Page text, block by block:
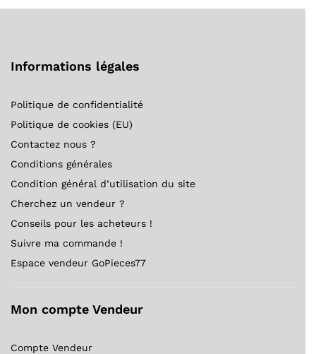
Informations légales
Politique de confidentialité
Politique de cookies (EU)
Contactez nous ?
Conditions générales
Condition général d’utilisation du site
Cherchez un vendeur ?
Conseils pour les acheteurs !
Suivre ma commande !
Espace vendeur GoPieces77
Mon compte Vendeur
Compte Vendeur